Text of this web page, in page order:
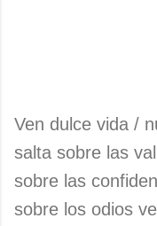
Ven dulce vida /
salta sobre las
sobre las
sobre los odios